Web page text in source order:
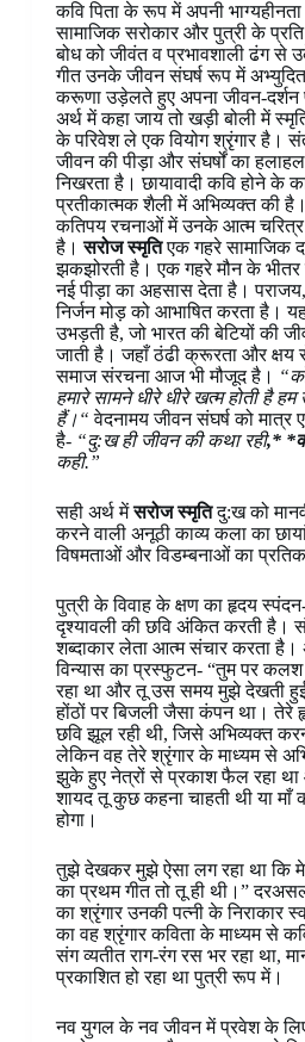
कवि पिता के रूप में अपनी
सामाजिक सरोकार और पुत्री के प्रति
बोध को जीवंत व प्रभावशाली ढंग से
गीत उनके जीवन संघर्ष रूप में
करूणा उड़ेलते हुए अपना जीवन-
अर्थ में कहा जाय तो खड़ी बोली में
के परिवेश ले एक वियोग श्रृंगार है।
जीवन की पीड़ा और संघर्षों का
निखरता है। छायावादी कवि होने के
प्रतीकात्मक शैली में अभिव्यक्त की
कतिपय रचनाओं में उनके आत्म चरित्र
है।सरोज स्मृतिएक गहरे सामाजिक
झकझोरती है। एक गहरे मौन के
नई पीड़ा का अहसास देता है।
निर्जन मोड़ को आभाषित करता है।
उभड़ती है, जो भारत की बेटियों की
जाती है। जहाँ ठंढी क्रूरता और क्षय
समाज संरचना आज भी मौजूद है।
हमारे सामने धीरे धीरे खत्म होती है
हैं।“ वेदनामय जीवन संघर्ष को मात्र
है- “दु:ख ही जीवन की कथा रही,*
कही.”
सही अर्थ मेंसरोज स्मृतिदु:ख को
करने वाली अनूठी काव्य कला का
विषमताओं और विडम्बनाओं का
पुत्री के विवाह के क्षण का हृदय
दृश्यावली की छवि अंकित करती है।
शब्दाकार लेता आत्म संचार करता
विन्यास का प्रस्फुटन- “तुम पर कलश
रहा था और तू उस समय मुझे देखती
होंठों पर बिजली जैसा कंपन था। तेरे
छवि झूल रही थी, जिसे अभिव्यक्त
लेकिन वह तेरे श्रृंगार के माध्यम से
झुके हुए नेत्रों से प्रकाश फैल रहा था
शायद तू कुछ कहना चाहती थी या माँ
होगा।
तुझे देखकर मुझे ऐसा लग रहा था कि
का प्रथम गीत तो तू ही थी।”
का श्रृंगार उनकी पत्नी के निराकार
का वह श्रृंगार कविता के माध्यम से
संग व्यतीत राग-रंग रस भर रहा था,
प्रकाशित हो रहा था पुत्री रूप में।
नव युगल के नव जीवन में प्रवेश के